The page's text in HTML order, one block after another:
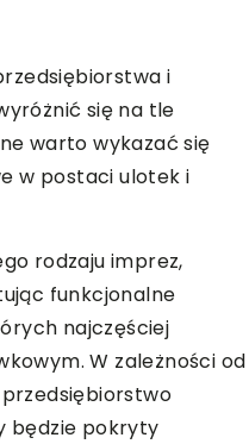
i
się na tle
warto wykazać się
w postaci ulotek i
rodzaju imprez,
funkcjonalne
najczęściej
W zależności od
będzie pokryty